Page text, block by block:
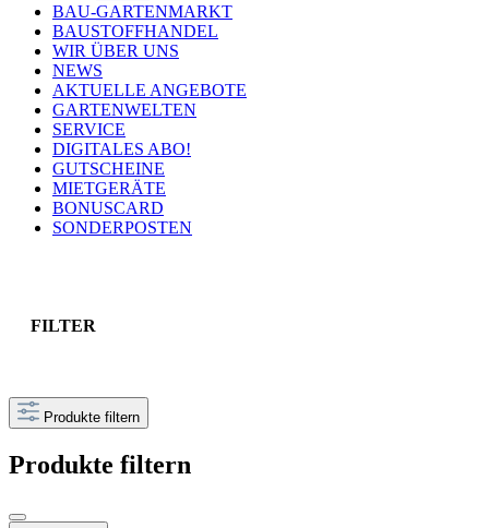
BAU-GARTENMARKT
BAUSTOFFHANDEL
WIR ÜBER UNS
NEWS
AKTUELLE ANGEBOTE
GARTENWELTEN
SERVICE
DIGITALES ABO!
GUTSCHEINE
MIETGERÄTE
BONUSCARD
SONDERPOSTEN
FILTER
Produkte filtern
Produkte filtern